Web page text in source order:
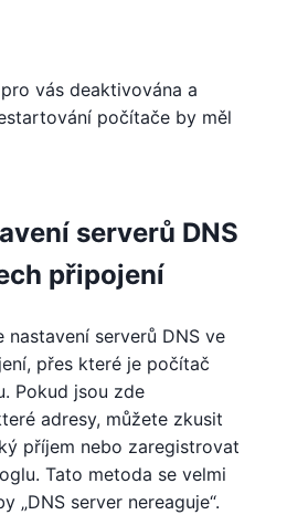
vás deaktivována a
počítače by měl
serverů DNS
připojení
nastavení serverů DNS ve
přes které je počítač
Pokud jsou zde
adresy, můžete zkusit
příjem nebo zaregistrovat
Tato metoda se velmi
„DNS server nereaguje“.